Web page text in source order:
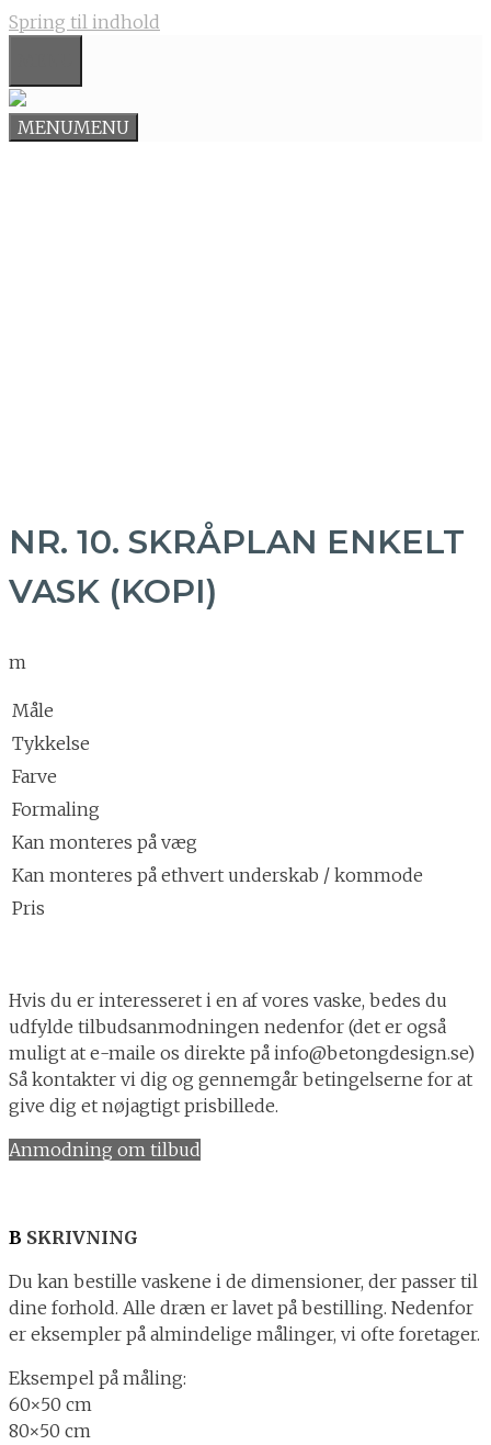
Spring til indhold
MENUMENU
NR. 10. SKRÅPLAN ENKELT
VASK (KOPI)
m
Måle
Tykkelse
Farve
Formaling
Kan monteres på væg
Kan monteres på ethvert underskab / kommode
Pris
Hvis du er interesseret i en af vores vaske, bedes du
udfylde tilbudsanmodningen nedenfor (det er også
muligt at e-maile os direkte på info@betongdesign.se)
Så kontakter vi dig og gennemgår betingelserne for at
give dig et nøjagtigt prisbillede.
Anmodning om tilbud
B SKRIVNING
Du kan bestille vaskene i de dimensioner, der passer til
dine forhold. Alle dræn er lavet på bestilling. Nedenfor
er eksempler på almindelige målinger, vi ofte foretager.
Eksempel på måling:
60×50 cm
80×50 cm